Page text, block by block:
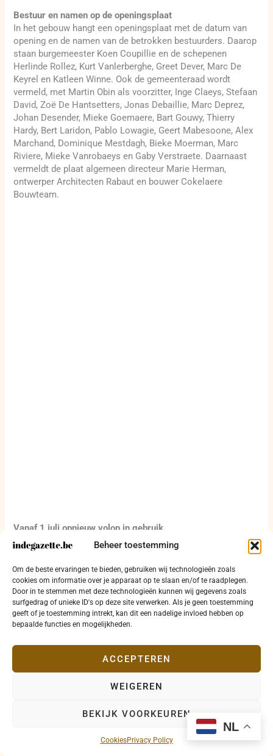
Beheer toestemming
Om de beste ervaringen te bieden, gebruiken wij technologieën zoals
cookies om informatie over je apparaat op te slaan en/of te raadplegen.
Door in te stemmen met deze technologieën kunnen wij gegevens zoals
surfgedrag of unieke ID's op deze site verwerken. Als je geen toestemming
geeft of je toestemming intrekt, kan dit een nadelige invloed hebben op
bepaalde functies en mogelijkheden.
ACCEPTEREN
WEIGEREN
BEKIJK VOORKEUREN
CookiesPrivacy Policy
Bestuur en namen op de openingsplaat
In het gebouw hangt een openingsplaat met de datum van
opening en de namen van de betrokken bestuurders. Daarop
staan burgemeester Koen Coupillie en de schepenen
Herlinde Rollez, Kurt Vanlerberghe, Greet Dever, Marc De
Keyrel en Katleen Winne. Ook de gemeenteraad wordt
vermeld, met Martin Obin als voorzitter, Inge Claeys, Stefaan
David, Zoë De Hantsetters, Jonas Debaillie, Marc Deprez,
Johan Desender, Mieke Goemaere, Bart Gouwy, Thierry
Hardy, Bert Laridon, Pablo Lowagie, Geert Mabesoone, Alex
Marchand, Dominique Mestdagh, Bieke Moerman, Marc
Riviere, Mieke Vanrobaeys en Gaby Verstraete. Daarnaast
vermeldt de plaat algemeen directeur Marie Herman,
ontwerper Architecten Rabaut en bouwer Cokelaere
Bouwteam.
Vanaf 1 juli opnieuw volop in gebruik
Voor de kinderen en jongeren begint het echte gebruik kort
na de officiële opening. Vanaf dinsdag 1 juli 2026 worden op
de site dagelijks ongeveer honderd kinderen verwacht.
Daarmee krijgt het vernieuwde domein meteen zijn eerste
grote test in de praktijk. De speelpleinwerking krijgt opnieuw
kansen op het domein Zonnestraal, terwijl KSA Torenwacht
dankzij de overdekte speelzone en de verdere plannen
uitzicht krijgt op nieuwe mogelijkheden op dezelfde
vertrouwde locatie. Voor buurtbewoners en verenigingen
moet het OC buiten de vakantiemaanden een bruikbare zaal
worden voor activiteiten, overleg en samenkomst.
NL